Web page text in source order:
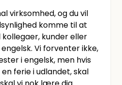
virksomhed, og du vil
komme til at
kunder eller
Vi forventer ikke,
i engelsk, men hvis
ferie i udlandet, skal